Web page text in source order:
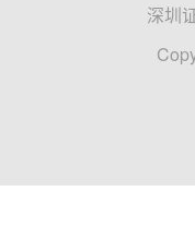
深圳